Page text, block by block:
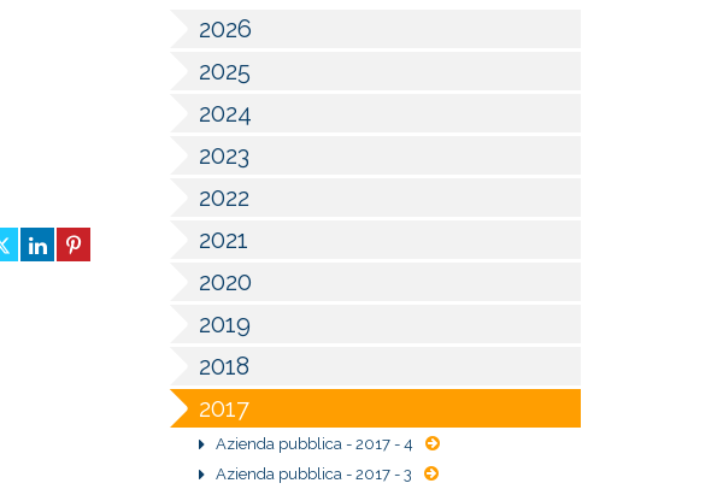
2026
2025
2024
2023
2022
2021
2020
2019
2018
2017
Azienda pubblica - 2017 - 4
Azienda pubblica - 2017 - 3